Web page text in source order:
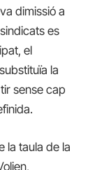
dimissió a
es
el
la
sense cap
la taula de la